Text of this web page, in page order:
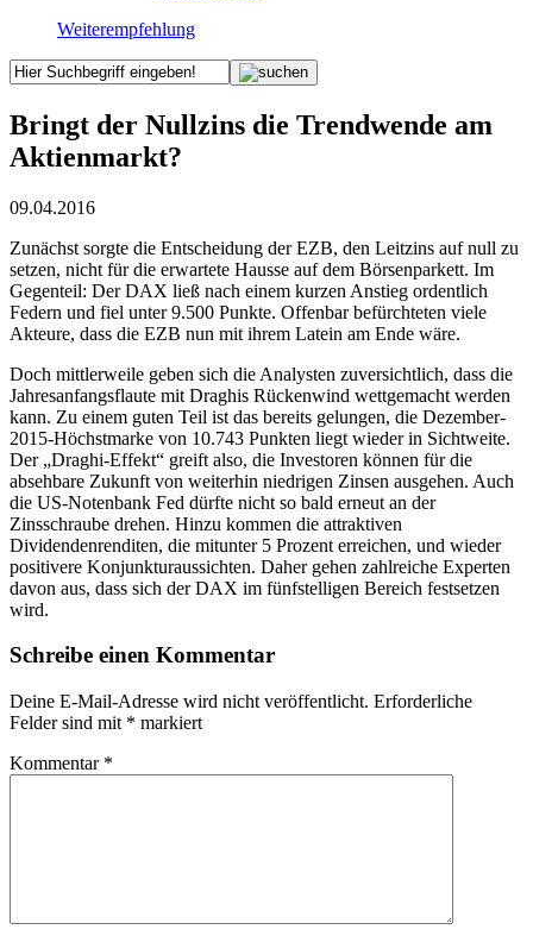
Weiterempfehlung
Bringt der Nullzins die Trendwende am
Aktienmarkt?
09.04.2016
Zunächst sorgte die Entscheidung der EZB, den Leitzins auf null zu
setzen, nicht für die erwartete Hausse auf dem Börsenparkett. Im
Gegenteil: Der DAX ließ nach einem kurzen Anstieg ordentlich
Federn und fiel unter 9.500 Punkte. Offenbar befürchteten viele
Akteure, dass die EZB nun mit ihrem Latein am Ende wäre.
Doch mittlerweile geben sich die Analysten zuversichtlich, dass die
Jahresanfangsflaute mit Draghis Rückenwind wettgemacht werden
kann. Zu einem guten Teil ist das bereits gelungen, die Dezember-
2015-Höchstmarke von 10.743 Punkten liegt wieder in Sichtweite.
Der „Draghi-Effekt“ greift also, die Investoren können für die
absehbare Zukunft von weiterhin niedrigen Zinsen ausgehen. Auch
die US-Notenbank Fed dürfte nicht so bald erneut an der
Zinsschraube drehen. Hinzu kommen die attraktiven
Dividendenrenditen, die mitunter 5 Prozent erreichen, und wieder
positivere Konjunkturaussichten. Daher gehen zahlreiche Experten
davon aus, dass sich der DAX im fünfstelligen Bereich festsetzen
wird.
Schreibe einen Kommentar
Deine E-Mail-Adresse wird nicht veröffentlicht. Erforderliche
Felder sind mit * markiert
Kommentar *